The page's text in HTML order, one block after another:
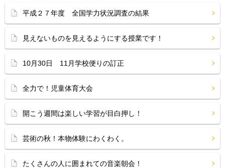
平成２７年度 全国学力状況調査の結果
見えないものを見えるようにする授業です！
10月30日 11月学校便りの訂正
全力で！児童体育大会
開こう週間は楽しい学習が目白押し！
芸術の秋！本物体験にわくわく。
たくさんの人に囲まれての音楽朝会！